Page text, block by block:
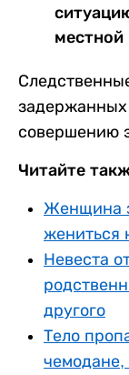
местной
задержанных
совершению
Читайте
Женщина
жениться
Невеста
другого
Тело